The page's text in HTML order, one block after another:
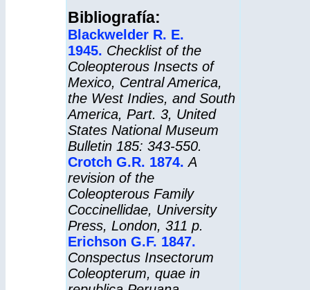
Bibliografía:
Blackwelder R. E.
1945. Checklist of the
Coleopterous Insects of
Mexico, Central America,
the West Indies, and South
America, Part. 3, United
States National Museum
Bulletin185: 343-550.
Crotch G.R. 1874. A
revision of the
Coleopterous Family
Coccinellidae, University
Press, London, 311 p.
Erichson G.F. 1847.
Conspectus Insectorum
Coleopterum, quae in